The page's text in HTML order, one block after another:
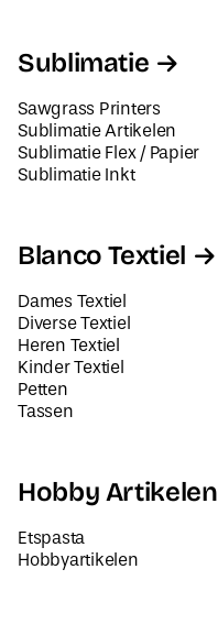
Sublimatie
Sawgrass Printers
Sublimatie Artikelen
Sublimatie Flex / Papier
Sublimatie Inkt
Blanco Textiel
Dames Textiel
Diverse Textiel
Heren Textiel
Kinder Textiel
Petten
Tassen
Hobby Artikelen
Etspasta
Hobbyartikelen